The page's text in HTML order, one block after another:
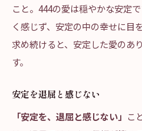
こと。444の愛は穏やかな安定
く感じず、安定の中の幸せに目
求め続けると、安定した愛のあ
す。
安定を退屈と感じない
「安定を、退屈と感じない」 こ